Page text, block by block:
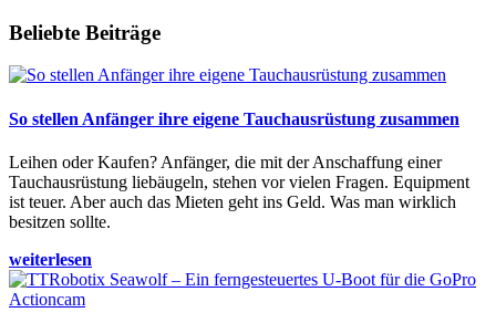
Beliebte Beiträge
So stellen Anfänger ihre eigene Tauchausrüstung zusammen
Leihen oder Kaufen? Anfänger, die mit der Anschaffung einer
Tauchausrüstung liebäugeln, stehen vor vielen Fragen. Equipment
ist teuer. Aber auch das Mieten geht ins Geld. Was man wirklich
besitzen sollte.
weiterlesen